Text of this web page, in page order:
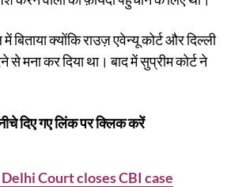
क्योंकि राउज़ एवेन्यू कोर्ट और दिल्ली
से मना कर दिया था। बाद में सुप्रीम कोर्ट ने
दिए गए लिंक पर क्लिक करें
Court closes CBI case